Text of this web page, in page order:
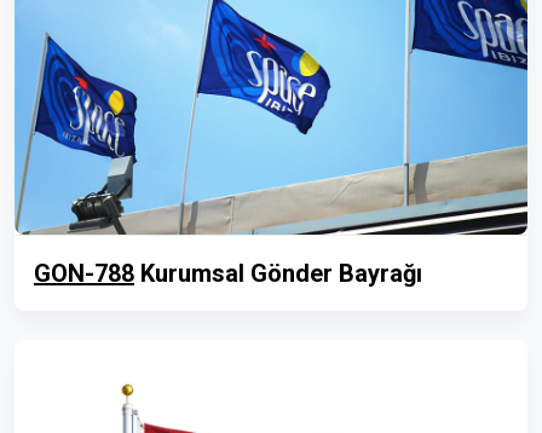
GON-788 Kurumsal Gönder Bayrağı